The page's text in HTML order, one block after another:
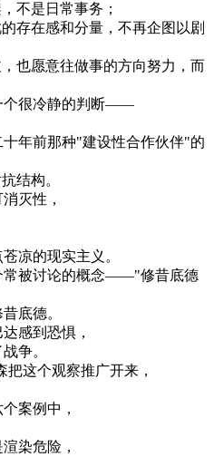
， 不是 日常事务 ；
的存在感和分量 ， 不再企图以剧
， 也愿意往做事的方向努力 ， 而
个很冷静的判断——
十年前那种"建设性合作伙伴"的
结构。
消灭性 ，
苍凉的现实主义 。
常被讨论的概念——"修昔底德
昔底德。
达感到 恐惧 ，
战争。
把这个观察推广开来 ，
个案例中 ，
渲染危险 ，